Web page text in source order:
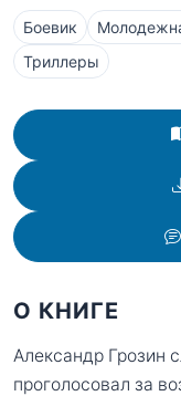
Боевик
Триллеры
О КНИГЕ
Александр Грозин
проголосовал за